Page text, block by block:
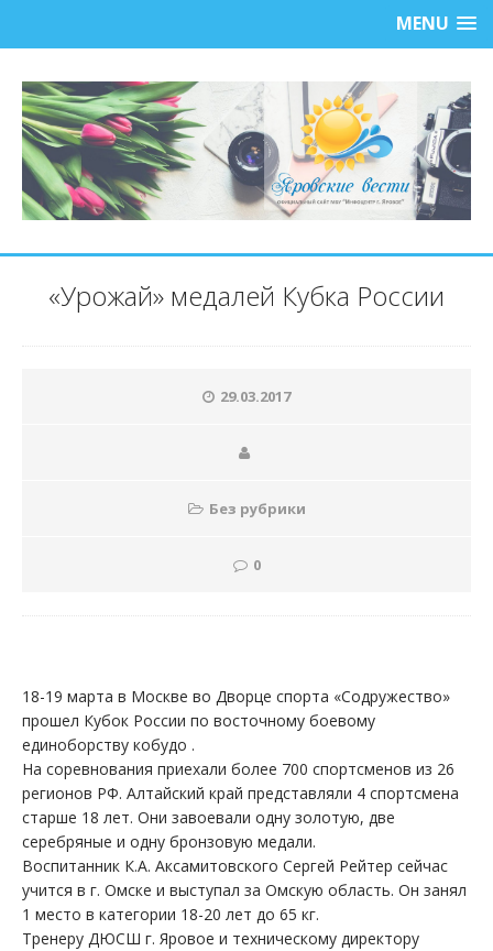
MENU
«Урожай» медалей Кубка России
29.03.2017
Без рубрики
0
18-19 марта в Москве во Дворце спорта «Содружество»
прошел Кубок России по восточному боевому
единоборству кобудо .
На соревнования приехали более 700 спортсменов из 26
регионов РФ. Алтайский край представляли 4 спортсмена
старше 18 лет. Они завоевали одну золотую, две
серебряные и одну бронзовую медали.
Воспитанник К.А. Аксамитовского Сергей Рейтер сейчас
учится в г. Омске и выступал за Омскую область. Он занял
1 место в категории 18-20 лет до 65 кг.
Тренеру ДЮСШ г. Яровое и техническому директору